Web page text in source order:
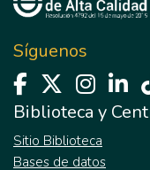
Síguenos
Biblioteca y
Sitio Biblioteca
Bases de datos